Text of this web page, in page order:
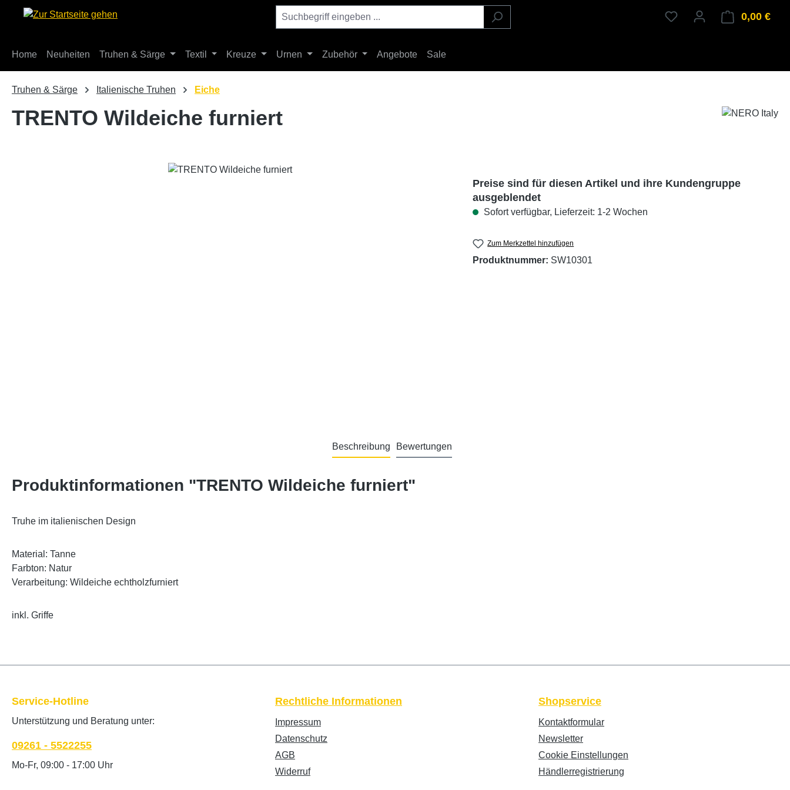
Hauptinhalt springen
Zur Suche springen
Zur Hauptnavigation springen 0,00 €
Home Neuheiten Truhen & Särge Textil Kreuze Urnen Zubehör Angebote Sale
Truhen & Särge Italienische Truhen Eiche
TRENTO Wildeiche furniert
Preise sind für diesen Artikel und ihre Kundengruppe
ausgeblendet
Sofort verfügbar, Lieferzeit: 1-2 Wochen
Zum Merkzettel hinzufügen
Produktnummer: SW10301
Beschreibung Bewertungen
Produktinformationen "TRENTO Wildeiche furniert"
Truhe im italienischen Design
Material: Tanne
Farbton: Natur
Verarbeitung: Wildeiche echtholzfurniert
inkl. Griffe
Service-Hotline
Unterstützung und Beratung unter:
09261 - 5522255
Mo-Fr, 09:00 - 17:00 Uhr
Rechtliche Informationen
Impressum
Datenschutz
AGB
Widerruf
Shopservice
Kontaktformular
Newsletter
Cookie Einstellungen
Händlerregistrierung